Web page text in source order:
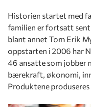
Historien startet med
familien er fortsatt
blant annet Tom Erik
oppstarten i 2006 har
46 ansatte som jobber
bærekraft, økonomi,
Produktene produseres